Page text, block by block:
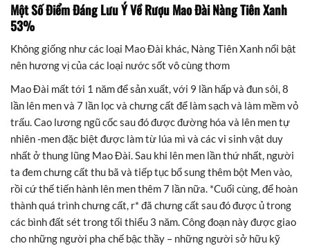
Một Số Điểm Đáng Lưu Ý Về Rượu Mao Đài Nàng Tiên Xanh
53%
Không giống như các loại Mao Đài khác, Nàng Tiên Xanh nổi bật
nên hương vị của các loại nước sốt vô cùng thơm
Mao Đài mất tới 1 năm để sản xuất, với 9 lần hấp và đun sôi, 8
lần lên men và 7 lần lọc và chưng cất để làm sạch và làm mềm vỏ
trấu. Cao lương ngũ cốc sau đó được đường hóa và lên men tự
nhiên -men đặc biệt được làm từ lúa mì và các vi sinh vật duy
nhất ở thung lũng Mao Đài. Sau khi lên men lần thứ nhất, người
ta đem chưng cất thu bã và tiếp tục bổ sung thêm bột Men vào,
rồi cứ thế tiến hành lên men thêm 7 lần nữa. *Cuối cùng, để hoàn
thành quá trình chưng cất, r* đã chưng cất sau đó được ủ trong
các bình đất sét trong tối thiểu 3 năm. Công đoạn này được giao
cho những người pha chế bậc thầy – những người sở hữu kỹ